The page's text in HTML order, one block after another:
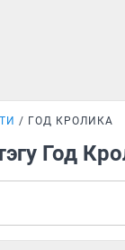
ГОД КРОЛИКА
Год